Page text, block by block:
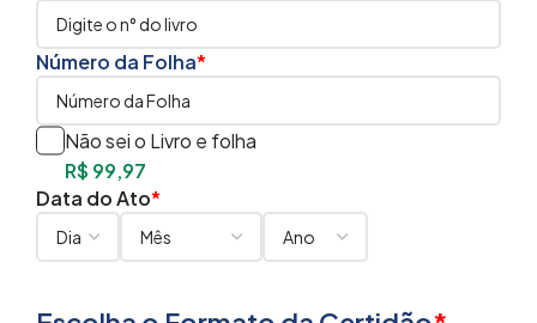
*
Número da Folha
Não sei o Livro e folha
R$ 99,97
*
Data do Ato